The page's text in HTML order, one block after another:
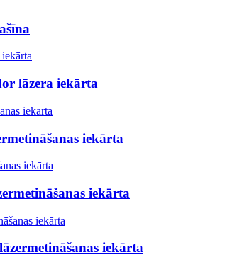
lāzera iekārta
iekārta
iekārta
iekārta